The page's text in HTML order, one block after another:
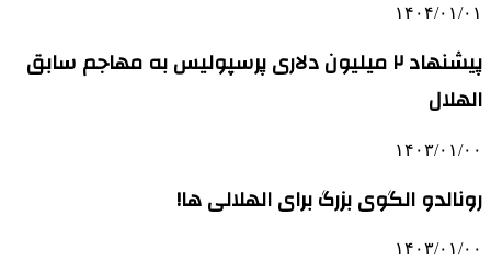
۱۴۰۴/۰۱/۰۱
پیشنهاد ۲ میلیون دلاری پرسپولیس به مهاجم سابق
الهلال
۱۴۰۳/۰۱/۰۰
رونالدو الگوی بزرگ برای الهلالی ها!
۱۴۰۳/۰۱/۰۰